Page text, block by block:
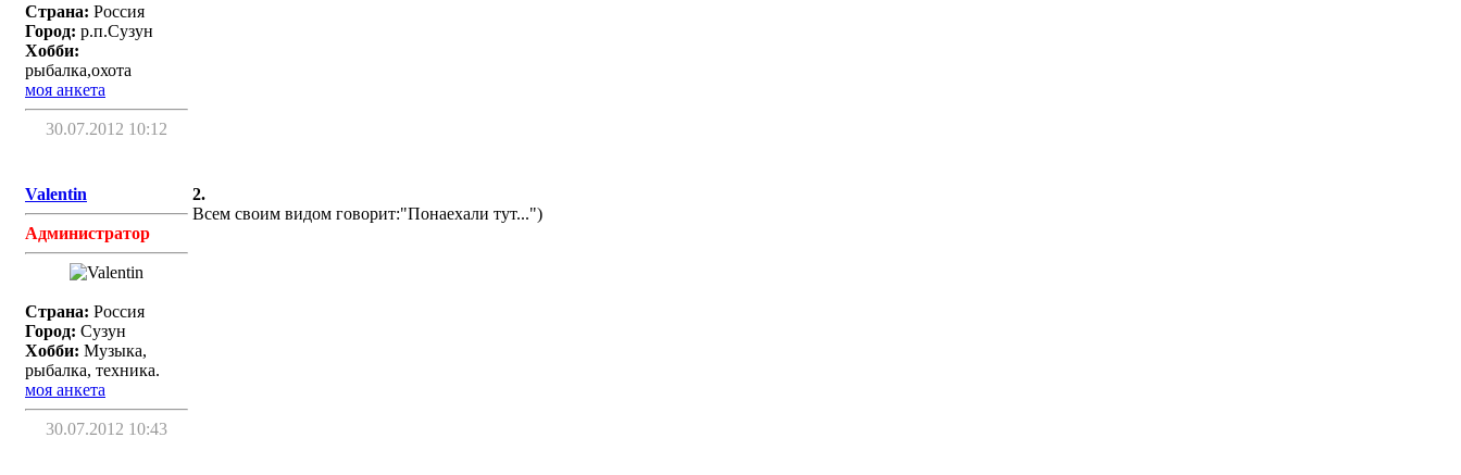
Страна: Россия
Город: р.п.Сузун
Хобби:
рыбалка,охота
моя анкета
30.07.2012 10:12
Valentin
Администратор
Страна: Россия
Город: Сузун
Хобби: Музыка,
рыбалка, техника.
моя анкета
30.07.2012 10:43
2.
Всем своим видом говорит:"Понаехали тут...")